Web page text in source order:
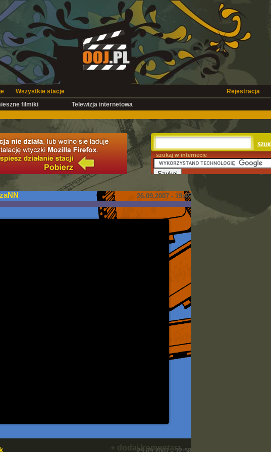
Wszystkie stacje Rejestracja
filmiki
Telewizja internetowa
szukaj w internecie
26.09.2007 - 19:45
+ dodaj komentarz